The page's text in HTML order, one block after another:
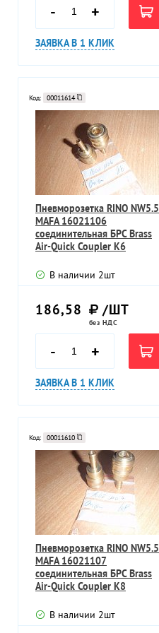
- +
ЗАЯВКА В 1 КЛИК
Код: 00011614
Пневморозетка RINO NW5.5
MAFA 16021106
соединительная БРС Brass
Air-Quick Coupler К6
В наличии 2шт
186,58 /ШТ
без НДС
- +
ЗАЯВКА В 1 КЛИК
Код: 00011610
Пневморозетка RINO NW5.5
MAFA 16021107
соединительная БРС Brass
Air-Quick Coupler К8
В наличии 2шт